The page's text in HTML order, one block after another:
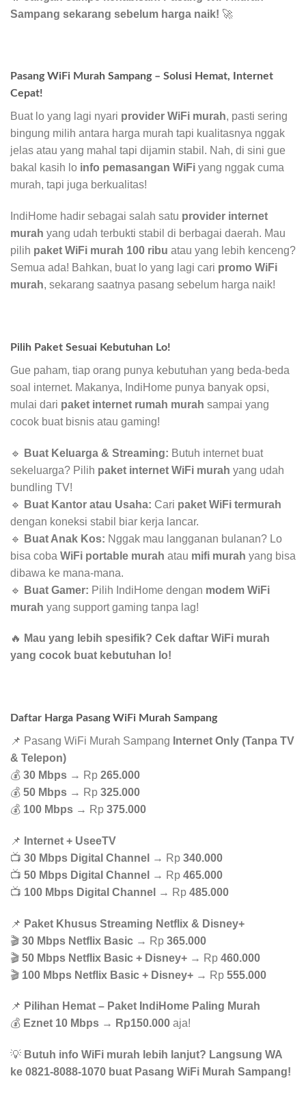
Sampang sekarang sebelum harga naik! 🚀
Pasang WiFi Murah Sampang – Solusi Hemat, Internet
Cepat!
Buat lo yang lagi nyari provider WiFi murah, pasti sering
bingung milih antara harga murah tapi kualitasnya nggak
jelas atau yang mahal tapi dijamin stabil. Nah, di sini gue
bakal kasih lo info pemasangan WiFi yang nggak cuma
murah, tapi juga berkualitas!
IndiHome hadir sebagai salah satu provider internet
murah yang udah terbukti stabil di berbagai daerah. Mau
pilih paket WiFi murah 100 ribu atau yang lebih kenceng?
Semua ada! Bahkan, buat lo yang lagi cari promo WiFi
murah, sekarang saatnya pasang sebelum harga naik!
Pilih Paket Sesuai Kebutuhan Lo!
Gue paham, tiap orang punya kebutuhan yang beda-beda
soal internet. Makanya, IndiHome punya banyak opsi,
mulai dari paket internet rumah murah sampai yang
cocok buat bisnis atau gaming!
🔹 Buat Keluarga & Streaming: Butuh internet buat
sekeluarga? Pilih paket internet WiFi murah yang udah
bundling TV!
🔹
Buat Kantor atau Usaha: Cari paket WiFi termurah
dengan koneksi stabil biar kerja lancar.
🔹
Buat Anak Kos: Nggak mau langganan bulanan? Lo
bisa coba WiFi portable murah atau mifi murah yang bisa
dibawa ke mana-mana.
🔹
Buat Gamer: Pilih IndiHome dengan modem WiFi
murah yang support gaming tanpa lag!
🔥 Mau yang lebih spesifik? Cek daftar WiFi murah
yang cocok buat kebutuhan lo!
Daftar Harga Pasang WiFi Murah Sampang
📌 Pasang WiFi Murah Sampang Internet Only (Tanpa TV
& Telepon)
💰 30 Mbps → Rp 265.000
💰 50 Mbps → Rp 325.000
💰 100 Mbps → Rp 375.000
📌
Internet + UseeTV
📺 30 Mbps Digital Channel → Rp 340.000
📺 50 Mbps Digital Channel → Rp 465.000
📺 100 Mbps Digital Channel → Rp 485.000
📌 Paket Khusus Streaming Netflix & Disney+
🎬 30 Mbps Netflix Basic → Rp 365.000
🎬 50 Mbps Netflix Basic + Disney+ → Rp 460.000
🎬 100 Mbps Netflix Basic + Disney+ → Rp 555.000
📌 Pilihan Hemat – Paket IndiHome Paling Murah
💰 Eznet 10 Mbps → Rp150.000 aja!
💡 Butuh info WiFi murah lebih lanjut? Langsung WA
ke 0821-8088-1070 buat Pasang WiFi Murah Sampang!